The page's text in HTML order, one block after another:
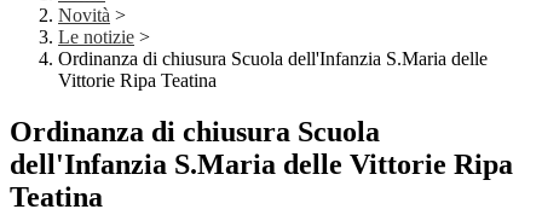
Novità >
Le notizie >
Ordinanza di chiusura Scuola dell'Infanzia S.Maria delle
Vittorie Ripa Teatina
Ordinanza di chiusura Scuola
dell'Infanzia S.Maria delle Vittorie Ripa
Teatina